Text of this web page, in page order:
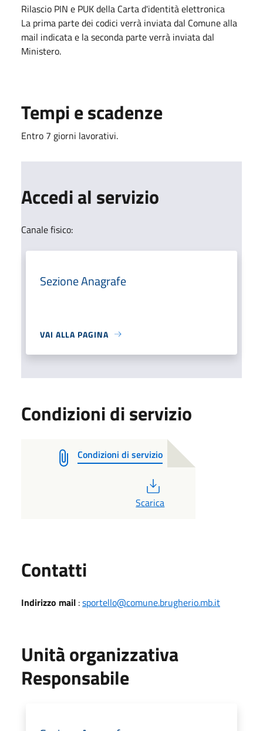
Rilascio PIN e PUK della Carta d'identità elettronica
La prima parte dei codici verrà inviata dal Comune alla
mail indicata e la seconda parte verrà inviata dal
Ministero.
Tempi e scadenze
Entro 7 giorni lavorativi.
Accedi al servizio
Canale fisico:
Sezione Anagrafe
VAI ALLA PAGINA
Condizioni di servizio
Condizioni di servizio
Scarica
Contatti
Indirizzo mail :sportello@comune.brugherio.mb.it
Unità organizzativa
Responsabile